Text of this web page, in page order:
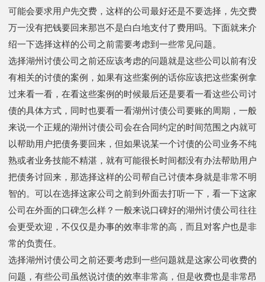
可能会要求用户先交费，这样的公司最好还是不要选择，先交费
万一没有把钱要回来那岂不是白白地支付了费用吗。下面就来介
绍一下选择这样的公司之前需要考虑到一些常见问题。
选择湖州讨债公司之前还应该考虑的问题就是这些公司以前有没
有相关的讨债的案例，如果有这些案例的话你应该把这些案例拿
过来看一看，在看这些案例的时候最后还是要看一看这些公司讨
债的具体方式，同时也要看一看湖州讨债公司要账的周期，一般
来说一个正规的湖州讨债公司会在合同约定的时间范围之内就可
以帮助用户把债务要回来，但如果说某一个讨债的公司业务不纯
熟或者业务技能不精湛，就有可能很长时间都没有办法帮助用户
把债务讨回来，那选择这样的公司帮自己讨债本身就是非常不明
智的。可以在选择这家公司之前到外面去打听一下，看一下这家
公司在外面的口碑怎么样？一般来说口碑好的湖州讨债公司往往
会更受欢迎，不仅仅是办事的效率非常的高，而且对客户也是非
常的负责任。
选择湖州讨债公司之前还要考虑到一些问题就是这家公司收费的
问题，有些公司虽然说讨债的效率非常高，但是收费也是非常昂